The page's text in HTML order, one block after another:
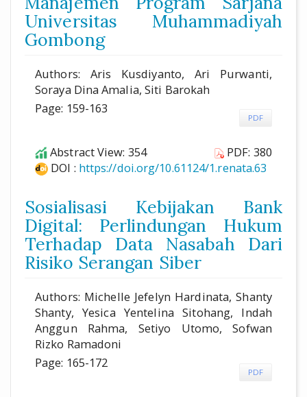
Universitas Muhammadiyah
Gombong
Authors: Aris Kusdiyanto, Ari Purwanti,
Soraya Dina Amalia, Siti Barokah
Page: 159-163
PDF
Abstract View: 354
PDF: 380
DOI : https://doi.org/10.61124/1.renata.63
Sosialisasi Kebijakan Bank
Digital: Perlindungan Hukum
Terhadap Data Nasabah Dari
Risiko Serangan Siber
Authors: Michelle Jefelyn Hardinata, Shanty
Shanty, Yesica Yentelina Sitohang, Indah
Anggun Rahma, Setiyo Utomo, Sofwan
Rizko Ramadoni
Page: 165-172
PDF